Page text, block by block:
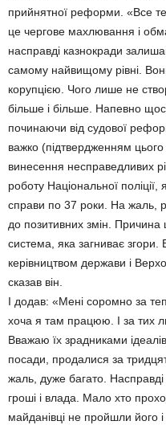
прийнятної реформи. «Все
це чергове махлювання і
насправді казнокради
самому найвищому рівні.
корупцією. Чого лише не
більше і більше. Напевно
починаючи від судової
важко (підтвердженням
винесення несправедливих
роботу Національної поліції,
справи по 37 роки. На жаль,
до позитивних змін.
система, яка загниває згори.
керівництвом держави і
сказав він.
І додав: «Мені соромно за
хоча я там працюю. І за тих
Вважаю їх зрадниками
посади, продалися за
жаль, дуже багато.
гроші і влада. Мало хто
майданівці не пройшли його